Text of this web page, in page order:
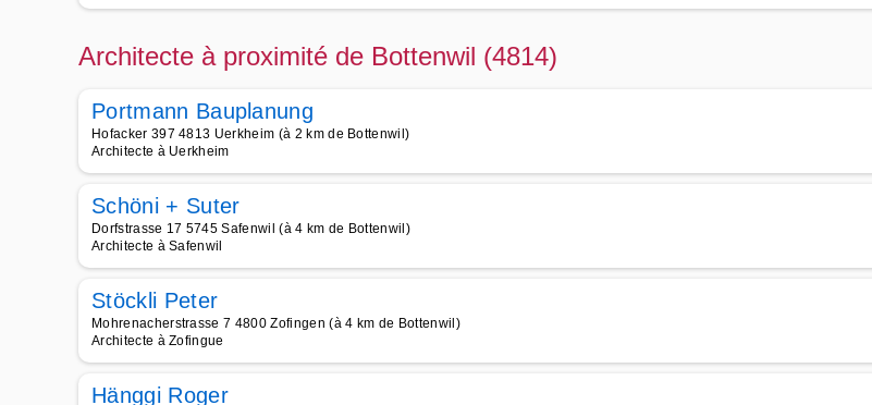
Architecte à proximité de Bottenwil (4814)
Portmann Bauplanung
Hofacker 397 4813 Uerkheim (à 2 km de Bottenwil)
Architecte à Uerkheim
Schöni + Suter
Dorfstrasse 17 5745 Safenwil (à 4 km de Bottenwil)
Architecte à Safenwil
Stöckli Peter
Mohrenacherstrasse 7 4800 Zofingen (à 4 km de Bottenwil)
Architecte à Zofingue
Hänggi Roger